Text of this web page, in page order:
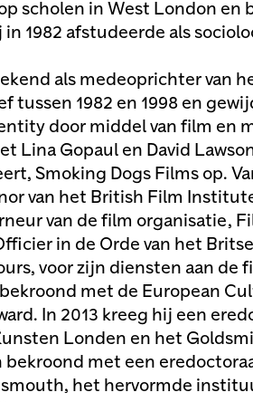
scholen in West London en
in 1982 afstudeerde als
als medeoprichter van
tussen 1982 en 1998 en
door middel van film en
Lina Gopaul en David
Smoking Dogs Films op.
van het British Film
van de film organisatie,
in de Orde van het
voor zijn diensten aan de
met de European
In 2013 kreeg hij een
Londen en het
bekroond met een
het hervormde